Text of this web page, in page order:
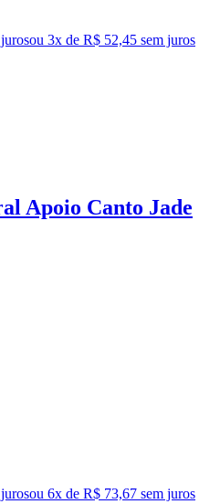
ou 3x de R$ 52,45 sem juros
Apoio Canto Jade
ou 6x de R$ 73,67 sem juros